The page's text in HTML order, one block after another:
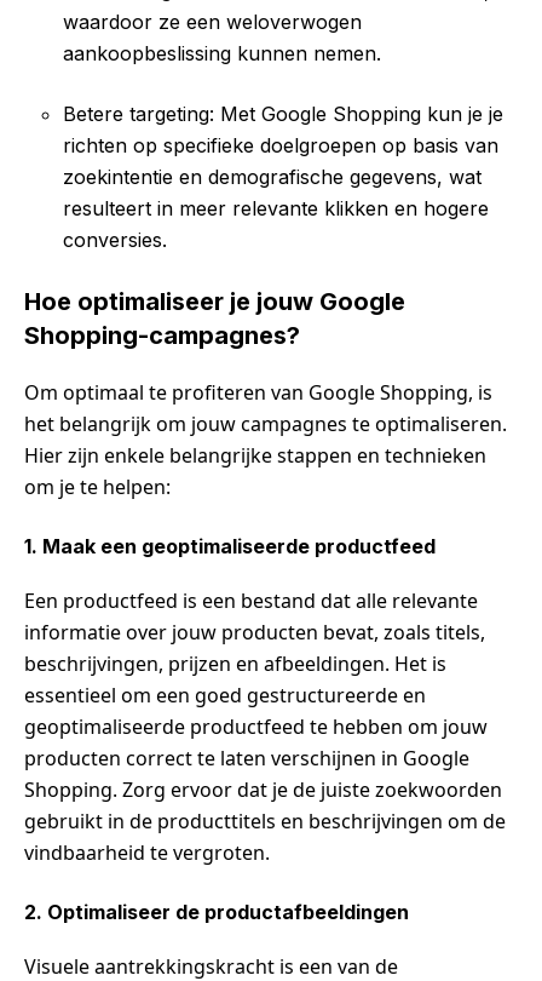
waardoor ze een weloverwogen
aankoopbeslissing kunnen nemen.
Betere targeting: Met Google Shopping kun je je
richten op specifieke doelgroepen op basis van
zoekintentie en demografische gegevens, wat
resulteert in meer relevante klikken en hogere
conversies.
Hoe optimaliseer je jouw Google
Shopping-campagnes?
Om optimaal te profiteren van Google Shopping, is
het belangrijk om jouw campagnes te optimaliseren.
Hier zijn enkele belangrijke stappen en technieken
om je te helpen:
1. Maak een geoptimaliseerde productfeed
Een productfeed is een bestand dat alle relevante
informatie over jouw producten bevat, zoals titels,
beschrijvingen, prijzen en afbeeldingen. Het is
essentieel om een goed gestructureerde en
geoptimaliseerde productfeed te hebben om jouw
producten correct te laten verschijnen in Google
Shopping. Zorg ervoor dat je de juiste zoekwoorden
gebruikt in de producttitels en beschrijvingen om de
vindbaarheid te vergroten.
2. Optimaliseer de productafbeeldingen
Visuele aantrekkingskracht is een van de